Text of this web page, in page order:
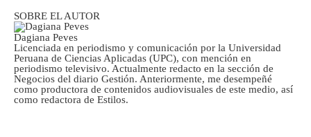
SOBRE EL AUTOR
Dagiana Peves
Licenciada en periodismo y comunicación por la Universidad
Peruana de Ciencias Aplicadas (UPC), con mención en
periodismo televisivo. Actualmente redacto en la sección de
Negocios del diario Gestión. Anteriormente, me desempeñé
como productora de contenidos audiovisuales de este medio, así
como redactora de Estilos.